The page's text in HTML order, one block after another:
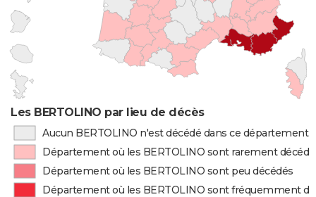
Les BERTOLINO par lieu de décès
Aucun BERTOLINO n'est décédé dans ce département
Département où les BERTOLINO sont rarement
Département où les BERTOLINO sont peu décédés
Département où les BERTOLINO sont fréquemment